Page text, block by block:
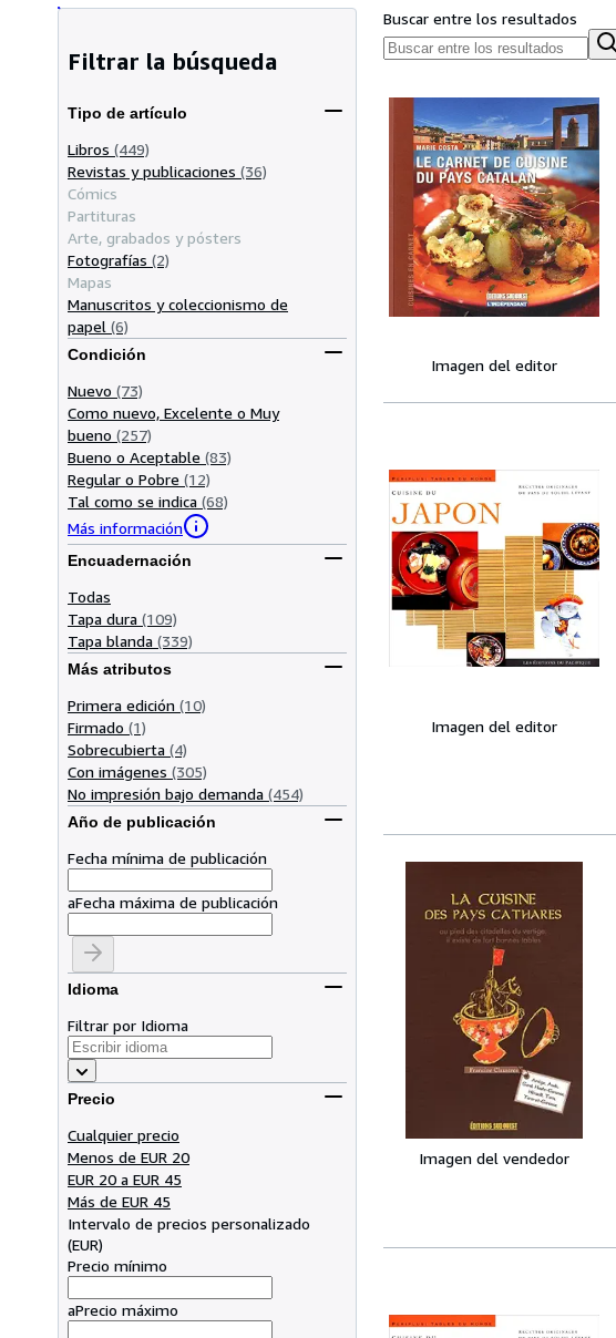
Filtrar la búsqueda
Tipo de artículo
Libros (449)
Revistas y publicaciones (36)
Cómics
Partituras
Arte, grabados y pósters
Fotografías (2)
Mapas
Manuscritos y coleccionismo de
papel (6)
Condición
Nuevo (73)
Como nuevo, Excelente o Muy
bueno (257)
Bueno o Aceptable (83)
Regular o Pobre (12)
Tal como se indica (68)
Más información
Encuadernación
Todas
Tapa dura (109)
Tapa blanda (339)
Más atributos
Primera edición (10)
Firmado (1)
Sobrecubierta (4)
Con imágenes (305)
No impresión bajo demanda (454)
Año de publicación
Fecha mínima de publicación
aFecha máxima de publicación
Idioma
Filtrar por Idioma
Precio
Cualquier precio
Menos de EUR 20
EUR 20 a EUR 45
Más de EUR 45
Intervalo de precios personalizado
(EUR)
Precio mínimo
aPrecio máximo
Buscar entre los resultados
Imagen del editor
Imagen del editor
Imagen del vendedor